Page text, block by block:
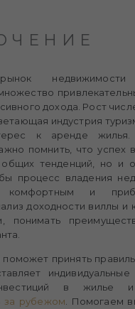
недвижимости
дохода. Рост
индустрия
к аренде
помнить, что успех
тенденций, но и
процесс владения
комфортным и
доходности виллы и
понимать
поможет принять
индивидуальные
в жилье
за рубежом . Помогаем